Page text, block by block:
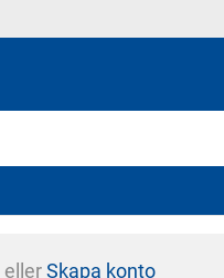
ellerSkapa konto